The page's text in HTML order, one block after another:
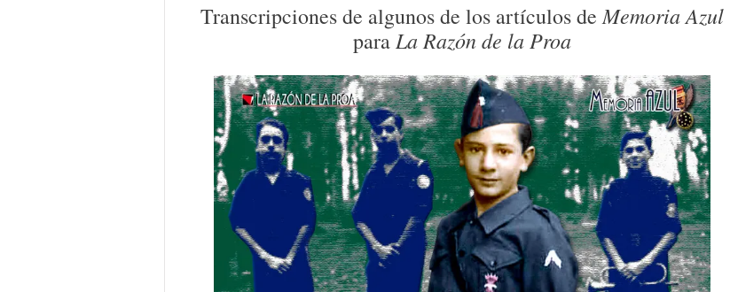
Transcripciones de algunos de los artículos deMemoria Azul
para La Razón de la Proa